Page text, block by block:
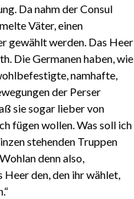
Da nahm der Consul
Väter, einen
gewählt werden. Das Heer
Die Germanen haben, wie
namhafte,
der Perser
sie sogar lieber von
fügen wollen. Was soll ich
stehenden Truppen
denn also,
den, den ihr wählet,